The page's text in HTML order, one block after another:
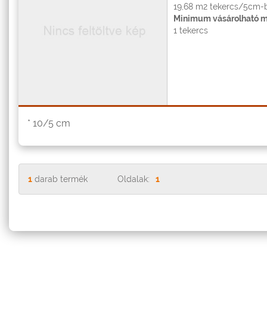
19,68 m2 tekercs/5cm-
Minimum vásárolható
1 tekercs
* 10/5 cm
1 darab termék Oldalak: 1